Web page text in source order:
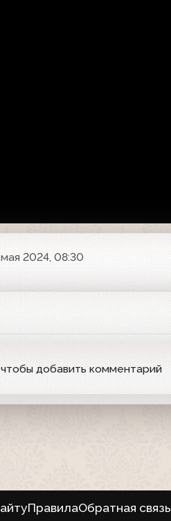
мая 2024, 08:30
чтобы добавить комментарий
ПравилаОбратная связь